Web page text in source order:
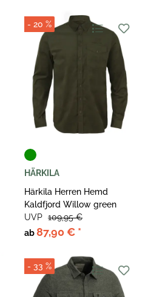
- 20 %
HÄRKILA
Härkila Herren Hemd
Kaldfjord Willow green
ab87,90 € *
UVP 109,95 €
- 33 %